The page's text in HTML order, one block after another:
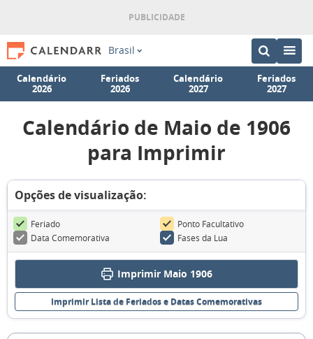
Brasil
Calendário
2026
Feriados
2026
Calendário
2027
Feriados
2027
Calendário de Maio de 1906
para Imprimir
Opções de visualização:
Feriado
Ponto Facultativo
Data Comemorativa
Fases da Lua
Imprimir Maio 1906
Imprimir Lista de Feriados e Datas Comemorativas